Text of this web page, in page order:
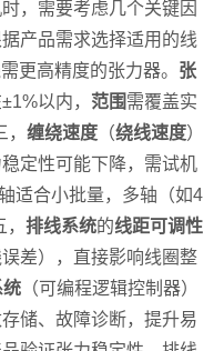
，需要考虑几个关键因
产品需求选择适用的线
更高精度的张力器。 张
以内， 范围需覆盖实
缠绕速度（绕线速度）
定性可能下降，需试机
适合小批量，多轴（如4
排线系统的线距可调性
差），直接影响线圈整
（可编程逻辑控制器）
储、故障诊断，提升易